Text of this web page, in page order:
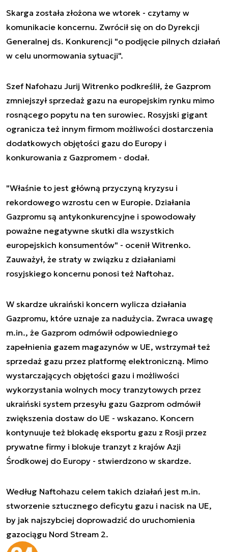
Skarga została złożona we wtorek - czytamy w
komunikacie koncernu. Zwrócił się on do Dyrekcji
Generalnej ds. Konkurencji "o podjęcie pilnych działań
w celu unormowania sytuacji".
Szef Nafohazu Jurij Witrenko podkreślił, że Gazprom
zmniejszył sprzedaż gazu na europejskim rynku mimo
rosnącego popytu na ten surowiec. Rosyjski gigant
ogranicza też innym firmom możliwości dostarczenia
dodatkowych objętości gazu do Europy i
konkurowania z Gazpromem - dodał.
"Właśnie to jest główną przyczyną kryzysu i
rekordowego wzrostu cen w Europie. Działania
Gazpromu są antykonkurencyjne i spowodowały
poważne negatywne skutki dla wszystkich
europejskich konsumentów" - ocenił Witrenko.
Zauważył, że straty w związku z działaniami
rosyjskiego koncernu ponosi też Naftohaz.
W skardze ukraiński koncern wylicza działania
Gazpromu, które uznaje za nadużycia. Zwraca uwagę
m.in., że Gazprom odmówił odpowiedniego
zapełnienia gazem magazynów w UE, wstrzymał też
sprzedaż gazu przez platformę elektroniczną. Mimo
wystarczających objętości gazu i możliwości
wykorzystania wolnych mocy tranzytowych przez
ukraiński system przesyłu gazu Gazprom odmówił
zwiększenia dostaw do UE - wskazano. Koncern
kontynuuje też blokadę eksportu gazu z Rosji przez
prywatne firmy i blokuje tranzyt z krajów Azji
Środkowej do Europy - stwierdzono w skardze.
Według Naftohazu celem takich działań jest m.in.
stworzenie sztucznego deficytu gazu i nacisk na UE,
by jak najszybciej doprowadzić do uruchomienia
gazociągu Nord Stream 2.